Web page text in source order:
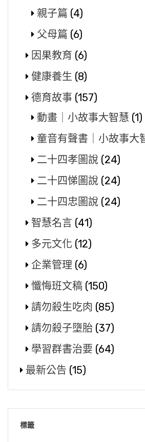
親子篇 (4)
父母篇 (6)
因果教育 (6)
健康養生 (8)
德育故事 (157)
動畫｜小故事大智慧 (1)
童音有聲書｜小故事大
二十四孝圖說 (24)
二十四悌圖說 (24)
二十四忠圖說 (24)
智慧名言 (41)
多元文化 (12)
企業管理 (6)
懺悔班文稿 (150)
請勿殺生吃肉 (85)
請勿殺子墮胎 (37)
學習群書治要 (64)
最新公告 (15)
標籤